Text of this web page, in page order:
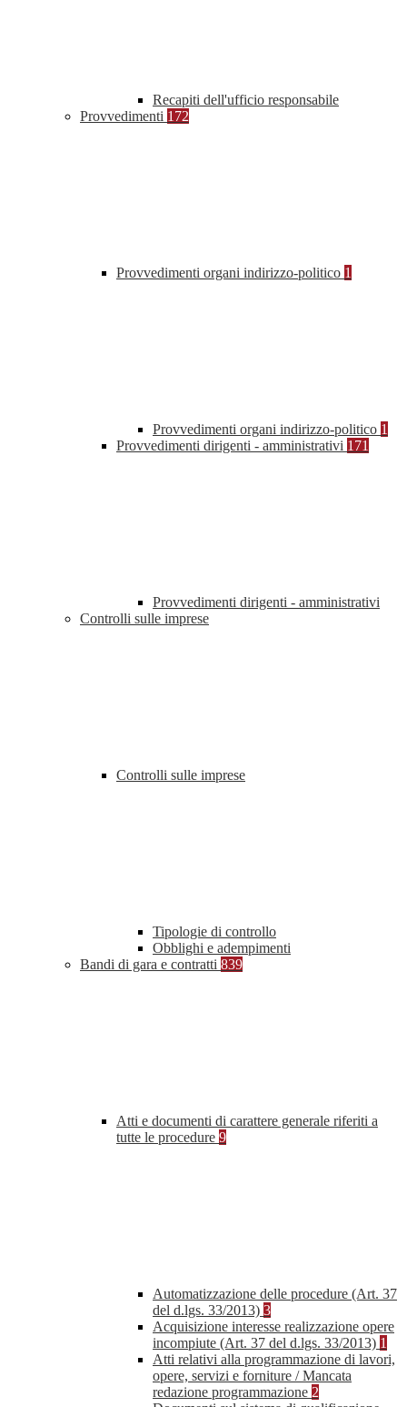
Recapiti dell'ufficio responsabile
Provvedimenti 172
Provvedimenti organi indirizzo-politico 1
Provvedimenti organi indirizzo-politico 1
Provvedimenti dirigenti - amministrativi 171
Provvedimenti dirigenti - amministrativi
Controlli sulle imprese
Controlli sulle imprese
Tipologie di controllo
Obblighi e adempimenti
Bandi di gara e contratti 839
Atti e documenti di carattere generale riferiti a
tutte le procedure 9
Automatizzazione delle procedure (Art. 37
del d.lgs. 33/2013) 3
Acquisizione interesse realizzazione opere
incompiute (Art. 37 del d.lgs. 33/2013) 1
Atti relativi alla programmazione di lavori,
opere, servizi e forniture / Mancata
redazione programmazione 2